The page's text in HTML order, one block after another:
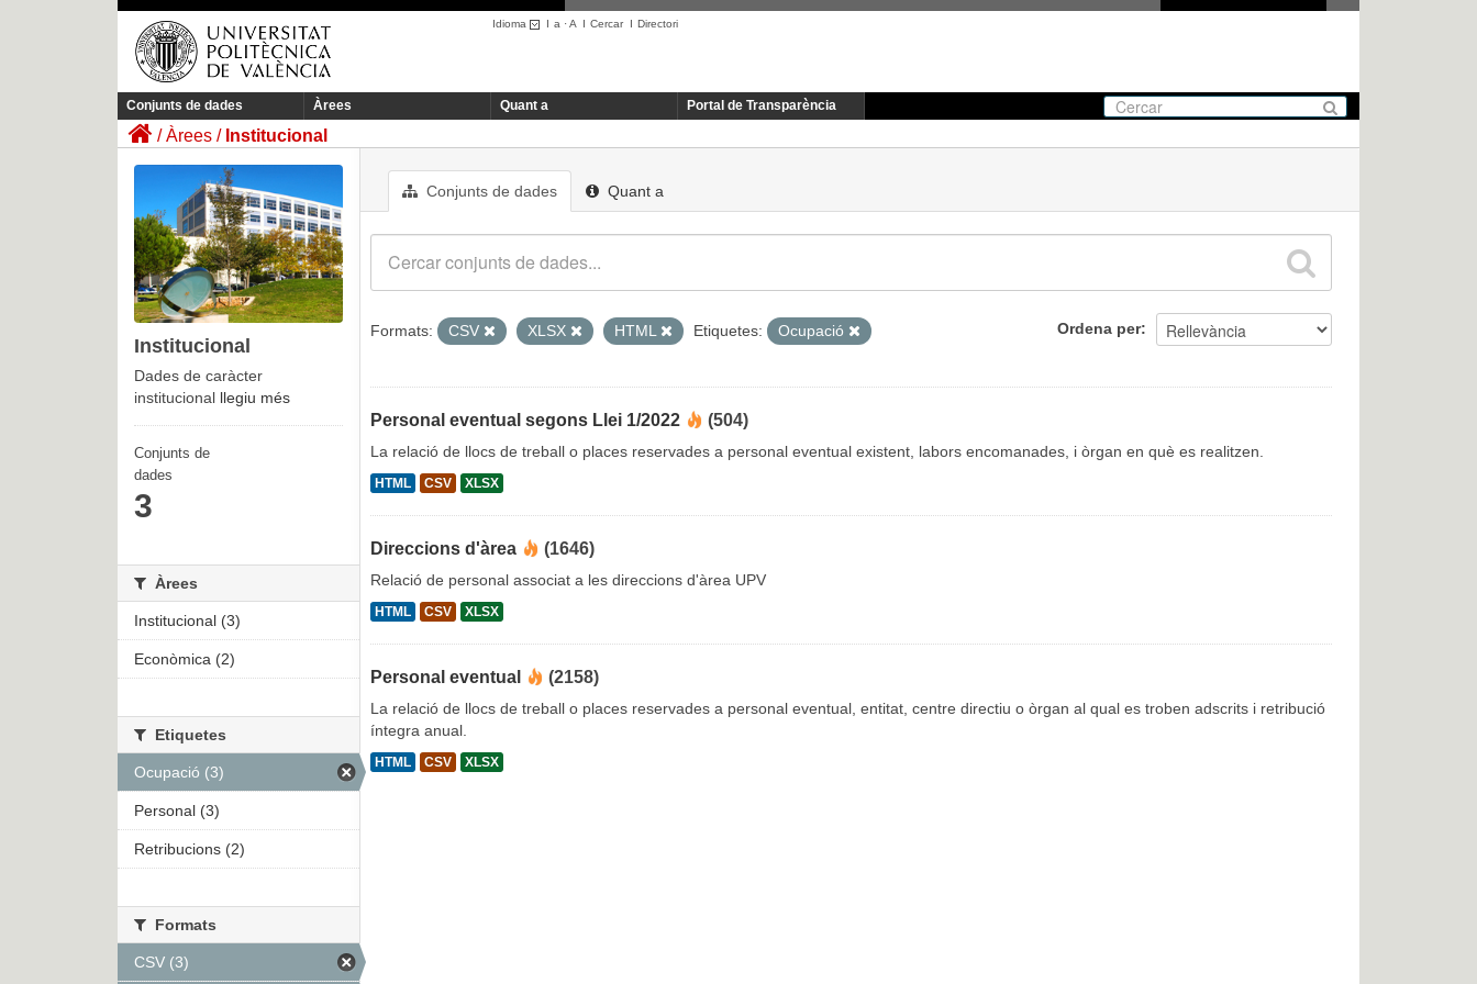
Idioma I a ·A I CercarI Directori
Conjunts de dades Àrees Quant a Portal de Transparència
Àrees Institucional
Conjunts de dades Quant a
Ordena per
Formats: CSV XLSX HTML Etiquetes: Ocupació
Personal eventual segons Llei 1/2022 (504)
La relació de llocs de treball o places reservades a personal eventual existent, labors encomanades, i òrgan en què es realitzen.
HTML CSV XLSX
Direccions d'àrea (1646)
Relació de personal associat a les direccions d'àrea UPV
HTML CSV XLSX
Personal eventual (2158)
La relació de llocs de treball o places reservades a personal eventual, entitat, centre directiu o òrgan al qual es troben adscrits i retribució
íntegra anual.
HTML CSV XLSX
Institucional
Dades de caràcter
institucional llegiu més
Conjunts de
dades
3
Àrees
Institucional (3)
Econòmica (2)
Etiquetes
Ocupació (3)
Personal (3)
Retribucions (2)
Formats
CSV (3)